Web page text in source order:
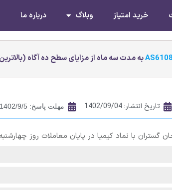
خرید امتیاز وبلاگ درباره ما
AS6108به مدت سه ماه از مزایای سطح ده آگاه
تاریخ انتشار: 1402/09/04 مهلت پاسخ: 1402/9/5 - تا ساعت 23:59
کیمیا در پایان معاملات روز چهارشنبه 8 آذر ماه در چه محدوده‌ای خواهد بود؟